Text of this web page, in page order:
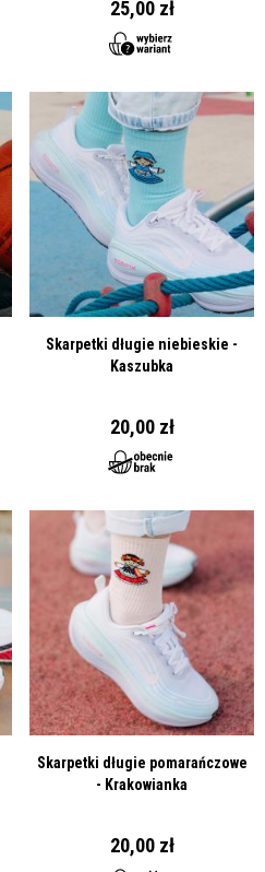
25,00 zł
Skarpetki długie niebieskie -
Kaszubka
20,00 zł
Skarpetki długie pomarańczowe
- Krakowianka
20,00 zł